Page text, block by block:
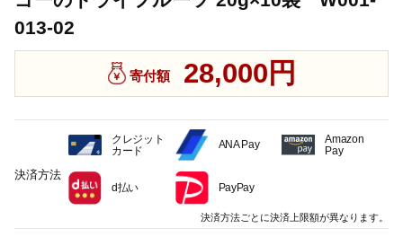
013-02
寄付額 28,000円
決済方法
クレジット
カード
ANA Pay
Amazon
Pay
d払い PayPay
決済方法ごとに決済上限額が異なります。